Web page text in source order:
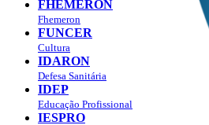
FHEMERON
Fhemeron
FUNCER
Cultura
IDARON
Defesa Sanitária
IDEP
Educação Profissional
IESPRO